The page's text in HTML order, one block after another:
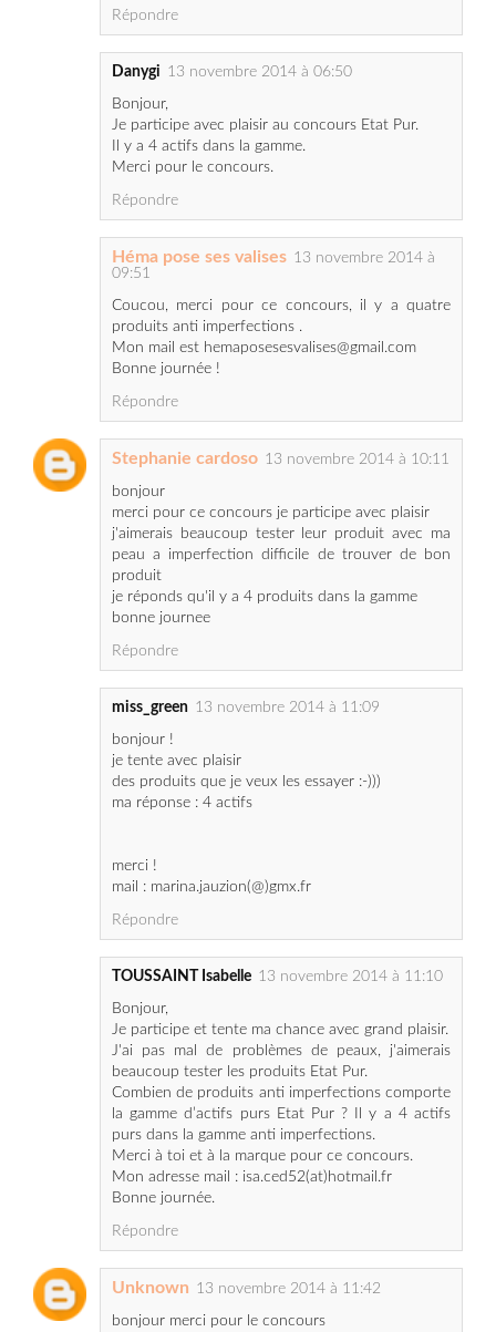
Bonjour,
Je participe avec plaisir au concours Etat Pur.
Il y a 4 actifs dans la gamme.
Merci pour le concours.
Répondre
09:51
produits anti imperfections .
Mon mail est hemaposesesvalises@gmail.com
Bonne journée !
Répondre
bonjour
merci pour ce concours je participe avec plaisir
j'aimerais beaucoup tester leur produit avec ma
peau a imperfection difficile de trouver de bon
produit
je réponds qu'il y a 4 produits dans la gamme
bonne journee
Répondre
bonjour !
je tente avec plaisir
des produits que je veux les essayer :-)))
ma réponse : 4 actifs
merci !
mail : marina.jauzion(@)gmx.fr
Bonjour,
Je participe et tente ma chance avec grand plaisir.
J'ai pas mal de problèmes de peaux, j'aimerais
beaucoup tester les produits Etat Pur.
Combien de produits anti imperfections comporte
la gamme d’actifs purs Etat Pur ? Il y a 4 actifs
purs dans la gamme anti imperfections.
Merci à toi et à la marque pour ce concours.
Mon adresse mail : isa.ced52(at)hotmail.fr
Bonne journée.
Répondre
bonjour merci pour le concours
je participe avec plaisir
je croise les doigts
quel beau cadeau c'est une belle routine pour